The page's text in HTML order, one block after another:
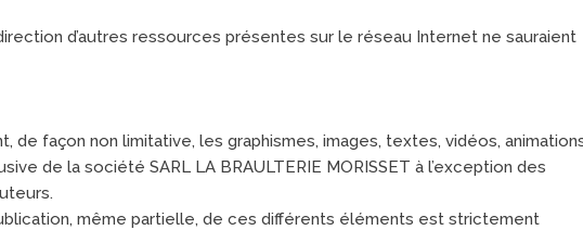
d’autres ressources présentes sur le réseau Internet ne sauraient
façon non limitative, les graphismes, images, textes, vidéos,
de la société SARL LA BRAULTERIE MORISSET à l’exception des
même partielle, de ces différents éléments est strictement